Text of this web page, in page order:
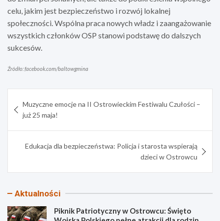
celu, jakim jest bezpieczeństwo i rozwój lokalnej
społeczności. Wspólna praca nowych władz i zaangażowanie
wszystkich członków OSP stanowi podstawę do dalszych
sukcesów.
Źródło: facebook.com/baltowgmina
wpisu
Muzyczne emocje na II Ostrowieckim Festiwalu Czułości –
już 25 maja!
Edukacja dla bezpieczeństwa: Policja i starosta wspierają
dzieci w Ostrowcu
Aktualności
Piknik Patriotyczny w Ostrowcu: Święto